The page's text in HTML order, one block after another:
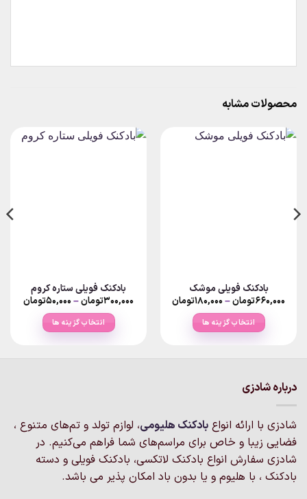
محصولات مشابه
بادکنک فویلی موشک
۶۶۰,۰۰۰تومان–۱۸۰,۰۰۰تومانPrice
انتخاب گزینه ها
باشد.
گزینه
ها
ممکن
است
بادکنک فویلی ستاره کروم
۳۰۰,۰۰۰تومان–۵۰,۰۰۰تومانPrice
انتخاب گزینه ها
باشد.
گزینه
ها
ممکن
است
درباره شادزی
شادزی با ارائه انواع بادکنک‌ هلیومی، لوازم تولد و تم‌های متنوع ،
فضایی زیبا و خاص برای مراسم‌های شما فراهم می‌کنیم. در
شادزی سفارش انواع بادکنک لاتکسی، بادکنک فویلی و دسته
بادکنک ، با هلیوم و یا بدون باد امکان پذیر می باشد.